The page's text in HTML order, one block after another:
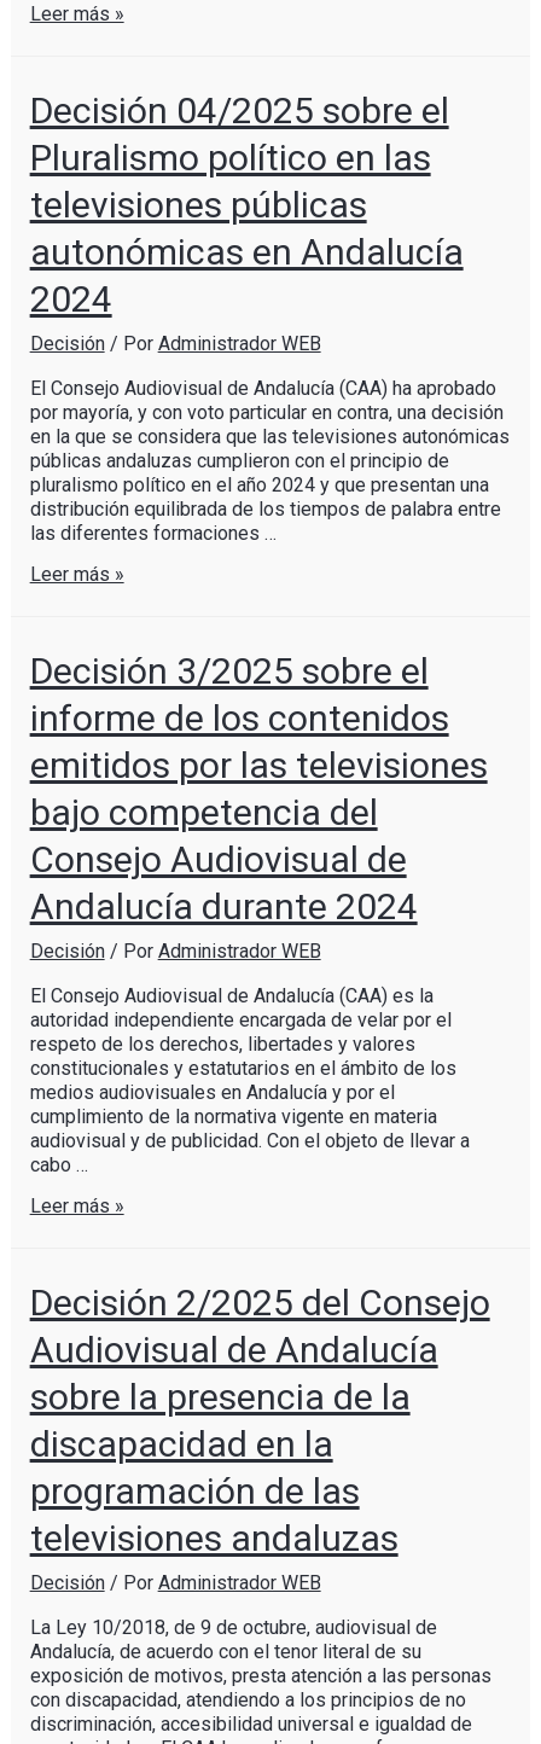
Leer más »
Decisión 04/2025 sobre el
Pluralismo político en las
televisiones públicas
autonómicas en Andalucía
2024
Decisión/ Por Administrador WEB
El Consejo Audiovisual de Andalucía (CAA) ha aprobado
por mayoría, y con voto particular en contra, una decisión
en la que se considera que las televisiones autonómicas
públicas andaluzas cumplieron con el principio de
pluralismo político en el año 2024 y que presentan una
distribución equilibrada de los tiempos de palabra entre
las diferentes formaciones …
Leer más »
Decisión 3/2025 sobre el
informe de los contenidos
emitidos por las televisiones
bajo competencia del
Consejo Audiovisual de
Andalucía durante 2024
Decisión/ Por Administrador WEB
El Consejo Audiovisual de Andalucía (CAA) es la
autoridad independiente encargada de velar por el
respeto de los derechos, libertades y valores
constitucionales y estatutarios en el ámbito de los
medios audiovisuales en Andalucía y por el
cumplimiento de la normativa vigente en materia
audiovisual y de publicidad. Con el objeto de llevar a
cabo …
Leer más »
Decisión 2/2025 del Consejo
Audiovisual de Andalucía
sobre la presencia de la
discapacidad en la
programación de las
televisiones andaluzas
Decisión/ Por Administrador WEB
La Ley 10/2018, de 9 de octubre, audiovisual de
Andalucía, de acuerdo con el tenor literal de su
exposición de motivos, presta atención a las personas
con discapacidad, atendiendo a los principios de no
discriminación, accesibilidad universal e igualdad de